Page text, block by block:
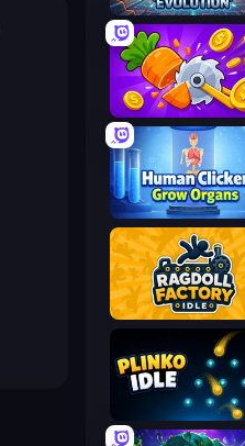
Energy Evolution
Farm Ring Idle
Ragdoll Factory Idle
Plinko Idle